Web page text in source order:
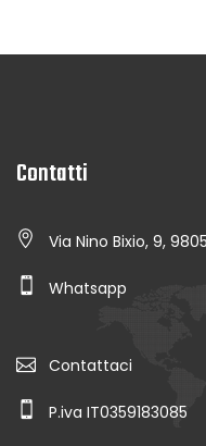
Contatti
Via Nino Bixio, 9,
Whatsapp
Contattaci
P.iva IT0359183085